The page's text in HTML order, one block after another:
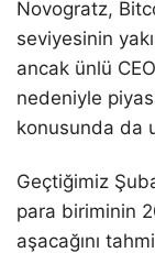
Novogratz,
seviyesinin
ancak ünlü
nedeniyle
konusunda da
Geçtiğimiz
para biriminin
aşacağını